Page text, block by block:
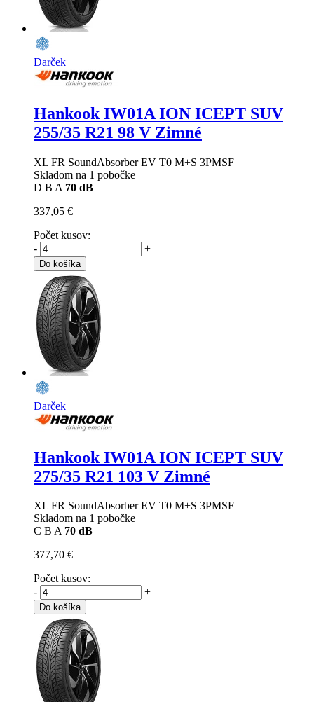
Darček
Hankook IW01A ION ICEPT SUV
255/35 R21 98 V Zimné
XL FR SoundAbsorber EV T0 M+S 3PMSF
Skladom na 1 pobočke
D B A 70 dB
337,05 €
Počet kusov:
-
+
Do košíka
Darček
Hankook IW01A ION ICEPT SUV
275/35 R21 103 V Zimné
XL FR SoundAbsorber EV T0 M+S 3PMSF
Skladom na 1 pobočke
C B A 70 dB
377,70 €
Počet kusov:
-
+
Do košíka